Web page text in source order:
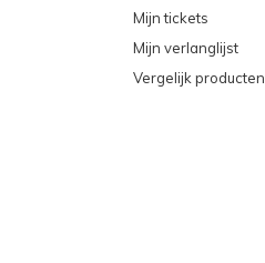
Mijn tickets
Mijn verlanglijst
Vergelijk producten